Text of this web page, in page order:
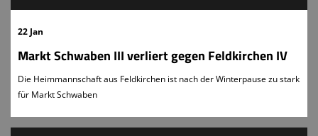
22 Jan
Markt Schwaben III verliert gegen Feldkirchen IV
Die Heimmannschaft aus Feldkirchen ist nach der Winterpause zu stark
für Markt Schwaben